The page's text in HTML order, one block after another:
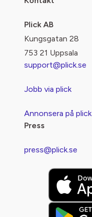
Plick AB
Kungsgatan 28
753 21 Uppsala
support@plick.se
Jobb via plick
Annonsera på plick
Press
press@plick.se